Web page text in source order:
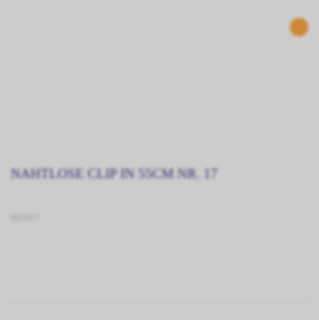
NAHTLOSE CLIP IN 55CM NR. 17